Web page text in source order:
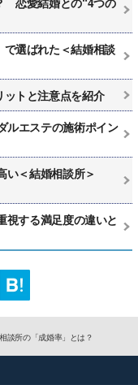
選ばれた＜結婚相談
トと注意点を紹介
ルエステの施術ポイン
い＜結婚相談所＞
視する満足度の違いと
談所の「成婚率」とは？